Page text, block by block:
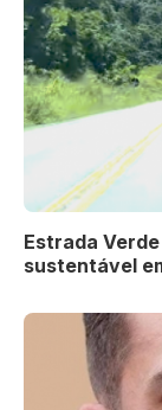
Estrada
sustentável